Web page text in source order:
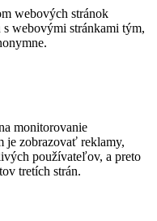
webových stránok
webovými stránkami tým,
monitorovanie
je zobrazovať reklamy,
používateľov, a preto
tretích strán.